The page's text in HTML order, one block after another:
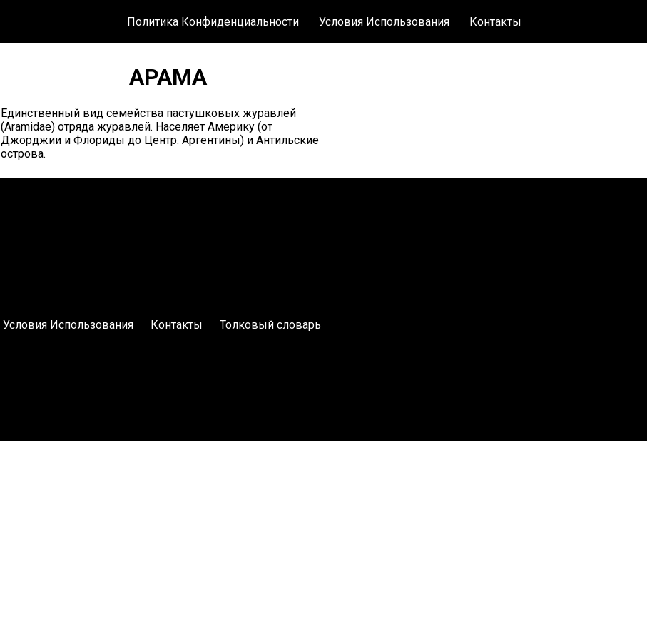
Политика Конфиденциальности Условия Использования Контакты
АРАМА
Единственный вид семейства пастушковых журавлей
(Aramidae) отряда журавлей. Населяет Америку (от
Джорджии и Флориды до Центр. Аргентины) и Антильские
острова.
Условия Использования Контакты Толковый словарь